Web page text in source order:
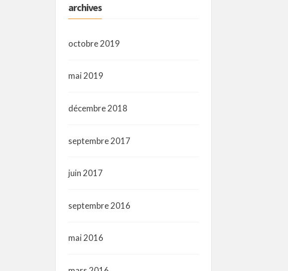
archives
octobre 2019
mai 2019
décembre 2018
septembre 2017
juin 2017
septembre 2016
mai 2016